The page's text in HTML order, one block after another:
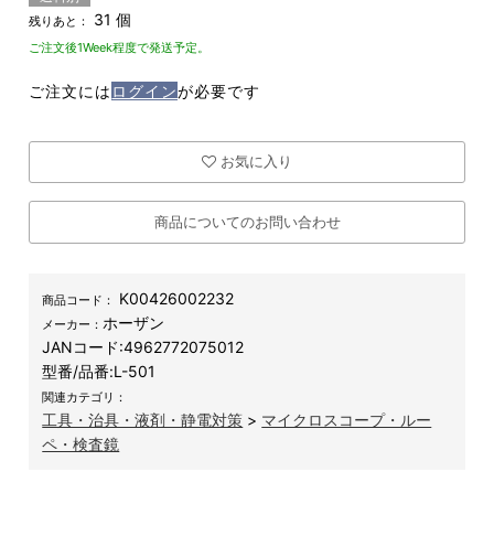
残りあと： 31 個
ご注文後1Week程度で発送予定。
ご注文には ログインが必要です
お気に入り
商品についてのお問い合わせ
商品コード： K00426002232
メーカー：ホーザン
JANコード:4962772075012
型番/品番:L-501
関連カテゴリ：
工具・治具・液剤・静電対策 > マイクロスコープ・ルー
ペ・検査鏡